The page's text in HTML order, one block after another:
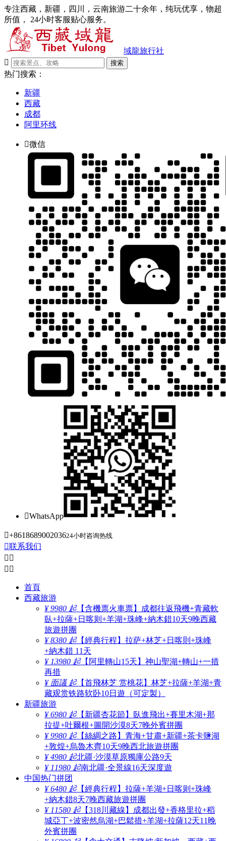
专注西藏，新疆，四川，云南旅游二十余年，纯玩优享，物超
所值， 24小时客服贴心服务。
域龍旅行社

搜索
热门搜索：
新疆
西藏
成都
阿里环线
微信
WhatsApp
+861868900203624小时咨询热线
联系我们
 
 
首頁
西藏旅游
¥ 9980 起【含機票火車票】成都往返飛機+青藏軟
臥+拉薩+日喀则+羊湖+珠峰+納木錯10天9晚西藏
旅遊拼團
¥ 8380 起【經典行程】拉萨+林芝+日喀則+珠峰
+納木錯 11天
¥ 13980 起【阿里轉山15天】神山聖湖+轉山+一措
再措
¥ 面議 起【首飛林芝 赏桃花】林芝+拉薩+羊湖+青
藏观赏铁路软卧10日遊（可定製）
新疆旅游
¥ 6980 起【新疆杏花節】臥進飛出+賽里木湖+那
拉提+吐爾根+圖開沙漠8天7晚外賓拼團
¥ 9980 起【絲綢之路】青海+甘肅+新疆+茶卡鹽湖
+敦煌+烏魯木齊10天9晚西北旅遊拼團
¥ 4980 起北疆·沙漠草原獨庫公路9天
¥ 11980 起南北疆·全景線16天深度遊
中国热门拼团
¥ 6480 起【經典行程】拉薩+羊湖+日喀则+珠峰
+納木錯8天7晚西藏旅遊拼團
¥ 11580 起【318川藏線】成都出發+香格里拉+稻
城亞丁+波密然烏湖+巴鬆措+羊湖+拉薩12天11晚
外賓拼團